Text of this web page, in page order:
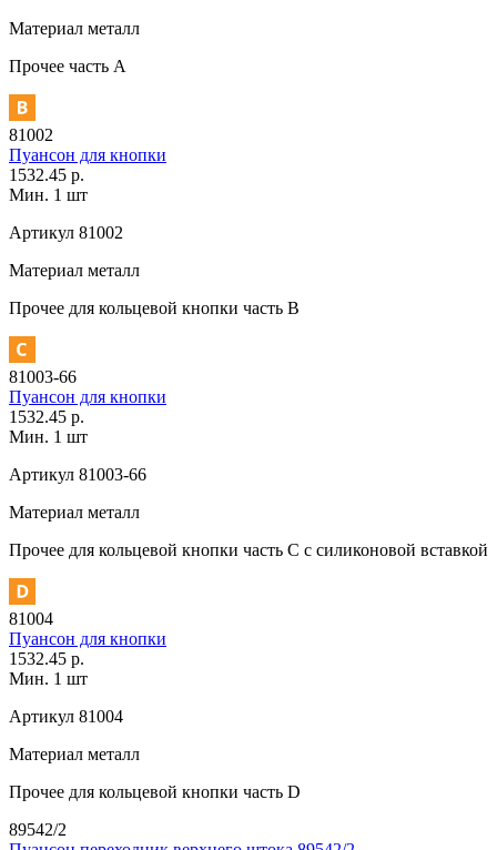
Материал металл
Прочее часть A
81002
Пуансон для кнопки
1532.45 р.
Мин. 1 шт
Артикул 81002
Материал металл
Прочее для кольцевой кнопки часть В
81003-66
Пуансон для кнопки
1532.45 р.
Мин. 1 шт
Артикул 81003-66
Материал металл
Прочее для кольцевой кнопки часть С с силиконовой вставкой
81004
Пуансон для кнопки
1532.45 р.
Мин. 1 шт
Артикул 81004
Материал металл
Прочее для кольцевой кнопки часть D
89542/2